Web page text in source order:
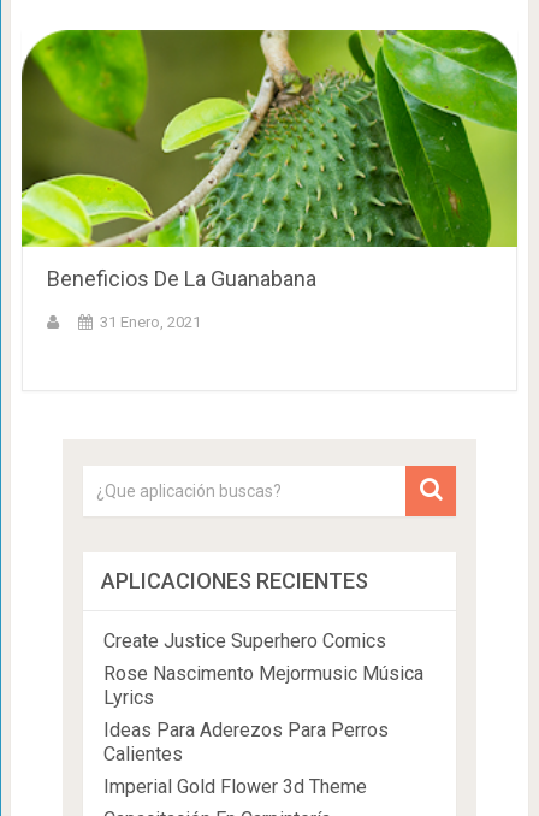
Beneficios De La Guanabana
31 Enero, 2021
APLICACIONES RECIENTES
Create Justice Superhero Comics
Rose Nascimento Mejormusic Música
Lyrics
Ideas Para Aderezos Para Perros
Calientes
Imperial Gold Flower 3d Theme